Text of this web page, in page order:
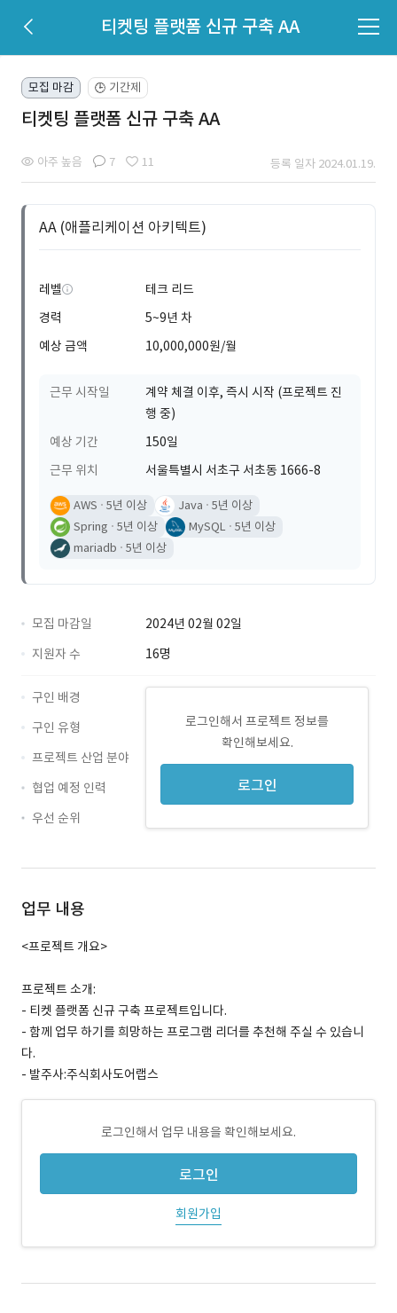
티켓팅 플랫폼 신규 구축 AA
모집 마감 🕒 기간제
티켓팅 플랫폼 신규 구축 AA
아주 높음 7 11 등록 일자 2024.01.19.
AA (애플리케이션 아키텍트)
레벨
테크 리드
경력
5~9년 차
예상 금액
10,000,000원/월
근무 시작일
계약 체결 이후, 즉시 시작 (프로젝트 진
행 중)
예상 기간
150일
근무 위치
서울특별시 서초구 서초동 1666-8
AWS 5년 이상 Java
5년 이상
Spring
5년 이상 MySQL 5년 이상
mariadb
5년 이상
모집 마감일
2024년 02월 02일
지원자 수
16명
로그인해서 프로젝트 정보를
확인해보세요.
로그인
구인 배경
구인 유형
프로젝트 산업 분야
협업 예정 인력
우선 순위
업무 내용
<프로젝트 개요>
프로젝트 소개:
- 티켓 플랫폼 신규 구축 프로젝트입니다.
- 함께 업무 하기를 희망하는 프로그램 리더를 추천해 주실 수 있습니
다.
- 발주사:주식회사도어랩스
로그인해서 업무 내용을 확인해보세요.
로그인
회원가입